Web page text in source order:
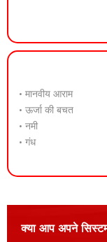
• मानवीय आराम
• ऊर्जा की बचत
• नमी
• गंध
क्या आप अपने